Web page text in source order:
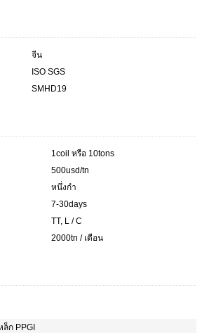
จีน
ISO SGS
SMHD19
1coil หรือ 10tons
500usd/tn
หนึ่งกำ
7-30days
TT, L / C
2000tn / เดือน
ล็ก PPGI